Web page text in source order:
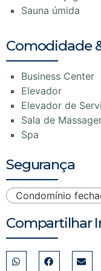
Sauna úmida
Comodidade
Business Center
Elevador
Elevador de
Sala de
Spa
Segurança
Condomínio
Compartilhar